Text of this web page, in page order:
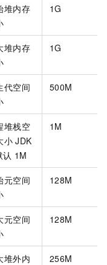
堆内存
1G
堆内存
1G
代空间
500M
堆栈空
小 JDK
认 1M
1M
元空间
128M
元空间
128M
堆外内
256M